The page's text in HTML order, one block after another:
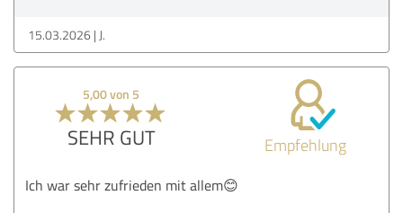
15.03.2026 J.
5,00 von 5
SEHR GUT Empfehlung
Ich war sehr zufrieden mit allem😊